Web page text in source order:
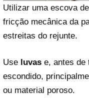
Utilizar uma escova
fricção mecânica da
estreitas do rejunte.
Use luvas e, antes de
escondido,
ou material poroso.